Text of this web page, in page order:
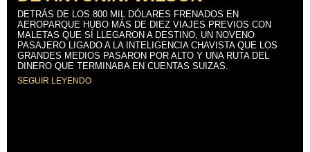
DETRÁS DE LOS 800 MIL DÓLARES FRENADOS EN
AEROPARQUE HUBO MÁS DE DIEZ VIAJES PREVIOS CON
MALETAS QUE SÍ LLEGARON A DESTINO, UN NOVENO
PASAJERO LIGADO A LA INTELIGENCIA CHAVISTA QUE LOS
GRANDES MEDIOS PASARON POR ALTO Y UNA RUTA DEL
DINERO QUE TERMINABA EN CUENTAS SUIZAS.
SEGUIR LEYENDO